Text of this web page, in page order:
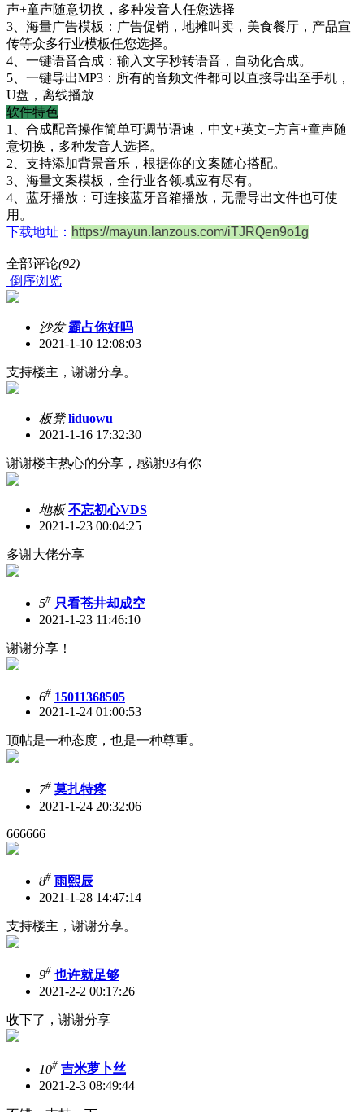
声+童声随意切换，多种发音人任您选择
3、海量广告模板：广告促销，地摊叫卖，美食餐厅，产品宣
传等众多行业模板任您选择。
4、一键语音合成：输入文字秒转语音，自动化合成。
5、一键导出MP3：所有的音频文件都可以直接导出至手机，
U盘，离线播放
软件特色
1、合成配音操作简单可调节语速，中文+英文+方言+童声随
意切换，多种发音人选择。
2、支持添加背景音乐，根据你的文案随心搭配。
3、海量文案模板，全行业各领域应有尽有。
4、蓝牙播放：可连接蓝牙音箱播放，无需导出文件也可使
用。
下载地址： https://mayun.lanzous.com/iTJRQen9o1g
全部评论(92)
倒序浏览
沙发 霸占你好吗
2021-1-10 12:08:03
支持楼主，谢谢分享。
板凳 liduowu
2021-1-16 17:32:30
谢谢楼主热心的分享，感谢93有你
地板 不忘初心VDS
2021-1-23 00:04:25
多谢大佬分享
5# 只看苍井却成空
2021-1-23 11:46:10
谢谢分享！
6# 15011368505
2021-1-24 01:00:53
顶帖是一种态度，也是一种尊重。
7# 莫扎特疼
2021-1-24 20:32:06
666666
8# 雨熙辰
2021-1-28 14:47:14
支持楼主，谢谢分享。
9# 也许就足够
2021-2-2 00:17:26
收下了，谢谢分享
10# 吉米萝卜丝
2021-2-3 08:49:44